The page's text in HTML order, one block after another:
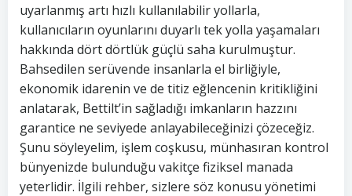
uyarlanmış artı hızlı kullanılabilir yollarla,
kullanıcıların oyunlarını duyarlı tek yolla yaşamaları
hakkında dört dörtlük güçlü saha kurulmuştur.
Bahsedilen serüvende insanlarla el birliğiyle,
ekonomik idarenin ve de titiz eğlencenin kritikliğini
anlatarak, Bettilt’in sağladığı imkanların hazzını
garantice ne seviyede anlayabileceğinizi çözeceğiz.
Şunu söyleyelim, işlem coşkusu, münhasıran kontrol
bünyenizde bulunduğu vakitçe fiziksel manada
yeterlidir. İlgili rehber, sizlere söz konusu yönetimi